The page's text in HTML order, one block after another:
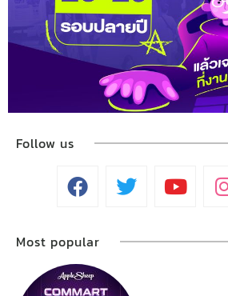
Follow us
Most popular